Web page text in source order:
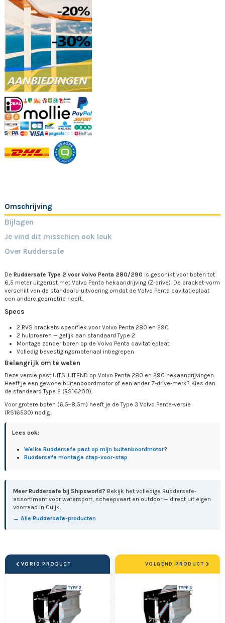
Omschrijving
Bijlagen
Je vind dit misschien ook leuk
Over Ruddersafe
De Ruddersafe Type 2 voor Volvo Penta 280/290 is geschikt voor boten tot
6,5 meter uitgerust met Volvo Penta hekaandrijving (Z-drive). De bracket-vorm
verschilt van de standaard-uitvoering omdat de Volvo Penta cavitatieplaat
een andere geometrie heeft.
Specs
2 RVS brackets specifiek voor Volvo Penta 280 en 290
2 hulproeren — gelijk aan standaard Type 2
Montage zonder boren op de Volvo Penta cavitatieplaat
Volledig bevestigingsmateriaal inbegrepen
Belangrijk om te weten
Deze versie past UITSLUITEND op Volvo Penta 280 en 290 hekaandrijvingen.
Heeft je een gewone buitenboordmotor of een ander Z-drive-merk? Kies dan
de standaard Type 2 (RS16200).
Voor grotere boten (6,5–8,5m) heeft je de Type 3 Volvo Penta-versie
(RS16530) nodig.
Lees ook:
Welke Ruddersafe past op mijn buitenboordmotor?
Ruddersafe montage stap-voor-stap
Meer Ruddersafe bij Shipsworld? Bekijk het volledige Ruddersafe-
assortiment voor watersport, scheepvaart en outdoor — direct uit eigen
voorraad in Cuijk.
→ Alle Ruddersafe-producten
VORIG PRODUCT VOLGEND PRODUCT